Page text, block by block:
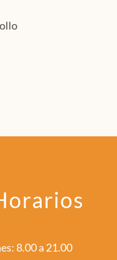
8.00 a 21.00